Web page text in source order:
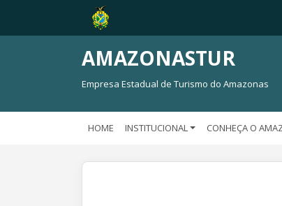
AMAZONASTUR
Empresa Estadual de Turismo do Amazonas
HOME INSTITUCIONAL CONHEÇA O